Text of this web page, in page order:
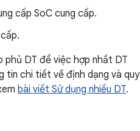
cấp SoC cung cấp.
phủ DT để việc hợp nhất DT
tin chi tiết về định dạng và quy
bài viết Sử dụng nhiều DT.